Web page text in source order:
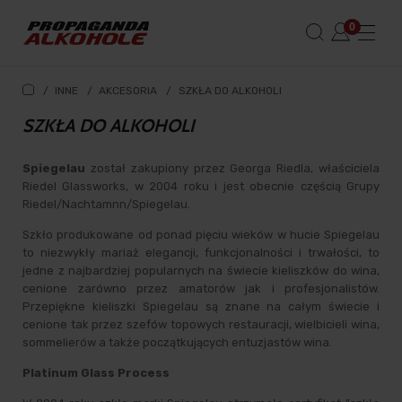
/ INNE / AKCESORIA / SZKŁA DO ALKOHOLI
SZKŁA DO ALKOHOLI
Spiegelau został zakupiony przez Georga Riedla, właściciela
Riedel Glassworks, w 2004 roku i jest obecnie częścią Grupy
Riedel/Nachtamnn/Spiegelau.
Szkło produkowane od ponad pięciu wieków w hucie Spiegelau
to niezwykły mariaż elegancji, funkcjonalności i trwałości, to
jedne z najbardziej popularnych na świecie kieliszków do wina,
cenione zarówno przez amatorów jak i profesjonalistów.
Przepiękne kieliszki Spiegelau są znane na całym świecie i
cenione tak przez szefów topowych restauracji, wielbicieli wina,
sommelierów a także początkujących entuzjastów wina.
Platinum Glass Process